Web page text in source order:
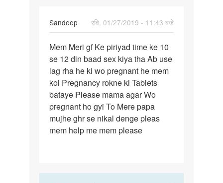
Sandeep
रवि, 01/27/2019 - 11:43 बजे
Mem
Meri
gf
Ke
piriyad
time…
Mem Meri gf Ke piriyad time ke 10
se 12 din baad sex kiya tha Ab use
lag rha he ki wo pregnant he mem
koi Pregnancy rokne ki Tablets
bataye Please mama agar Wo
pregnant ho gyi To Mere papa
mujhe ghr se nikal denge pleas
mem help me mem please